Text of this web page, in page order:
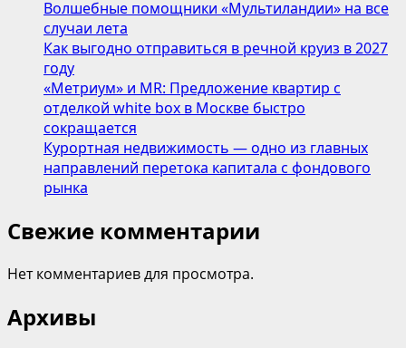
Волшебные помощники «Мультиландии» на все
случаи лета
Как выгодно отправиться в речной круиз в 2027
году
«Метриум» и MR: Предложение квартир с
отделкой white box в Москве быстро
сокращается
Курортная недвижимость — одно из главных
направлений перетока капитала с фондового
рынка
Свежие комментарии
Нет комментариев для просмотра.
Архивы